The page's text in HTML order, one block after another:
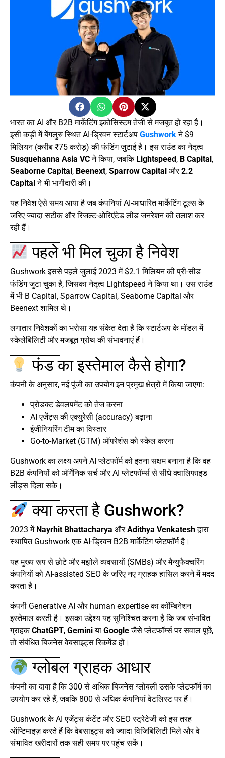
भारत का AI और B2B मार्केटिंग इकोसिस्टम तेजी से मजबूत हो रहा है।
इसी कड़ी में बेंगलुरु स्थित AI-ड्रिवन स्टार्टअप Gushworkने $9
मिलियन (करीब ₹75 करोड़) की फंडिंग जुटाई है। इस राउंड का नेतृत्व
Susquehanna Asia VCने किया, जबकि Lightspeed , B Capital ,
Seaborne Capital , Beenext, Sparrow Capital और2.2
Capital ने भी भागीदारी की।
यह निवेश ऐसे समय आया है जब कंपनियां AI-आधारित मार्केटिंग टूल्स के
जरिए ज्यादा सटीक और रिजल्ट-ओरिएंटेड लीड जनरेशन की तलाश कर
रही हैं।
पहले भी मिल चुका है निवेश
Gushwork इससे पहले जुलाई 2023 में $2.1 मिलियन की प्री-सीड
फंडिंग जुटा चुका है, जिसका नेतृत्व Lightspeed ने किया था। उस राउंड
में भी B Capital, Sparrow Capital, Seaborne Capital और
Beenext शामिल थे।
लगातार निवेशकों का भरोसा यह संकेत देता है कि स्टार्टअप के मॉडल में
स्केलेबिलिटी और मजबूत ग्रोथ की संभावनाएं हैं।
फंड का इस्तेमाल कैसे होगा?
कंपनी के अनुसार, नई पूंजी का उपयोग इन प्रमुख क्षेत्रों में किया जाएगा:
प्रोडक्ट डेवलपमेंट को तेज करना
AI एजेंट्स की एक्युरेसी (accuracy) बढ़ाना
इंजीनियरिंग टीम का विस्तार
Go-to-Market (GTM) ऑपरेशंस को स्केल करना
Gushwork का लक्ष्य अपने AI प्लेटफॉर्म को इतना सक्षम बनाना है कि वह
B2B कंपनियों को ऑर्गेनिक सर्च और AI प्लेटफॉर्म्स से सीधे क्वालिफाइड
लीड्स दिला सके।
क्या करता है Gushwork?
2023 में Nayrhit Bhattacharya औरAdithya Venkateshद्वारा
स्थापित Gushwork एक AI-ड्रिवन B2B मार्केटिंग प्लेटफॉर्म है।
यह मुख्य रूप से छोटे और मझोले व्यवसायों (SMBs) और मैन्युफैक्चरिंग
कंपनियों को AI-assisted SEO के जरिए नए ग्राहक हासिल करने में मदद
करता है।
कंपनी Generative AI और human expertise का कॉम्बिनेशन
इस्तेमाल करती है। इसका उद्देश्य यह सुनिश्चित करना है कि जब संभावित
ग्राहकChatGPT, Geminiया Googleजैसे प्लेटफॉर्म्स पर सवाल पूछें,
तो संबंधित बिजनेस वेबसाइट्स रिकमेंड हों।
ग्लोबल ग्राहक आधार
कंपनी का दावा है कि 300 से अधिक बिजनेस ग्लोबली उसके प्लेटफॉर्म का
उपयोग कर रहे हैं, जबकि 800 से अधिक कंपनियां वेटलिस्ट पर हैं।
Gushwork के AI एजेंट्स कंटेंट और SEO स्ट्रेटेजी को इस तरह
ऑप्टिमाइज़ करते हैं कि वेबसाइट्स को ज्यादा विजिबिलिटी मिले और वे
संभावित खरीदारों तक सही समय पर पहुंच सकें।